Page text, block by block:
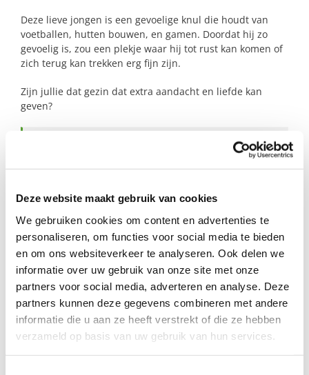
Deze website maakt gebruik van cookies
We gebruiken cookies om content en advertenties te
personaliseren, om functies voor social media te bieden
en om ons websiteverkeer te analyseren. Ook delen we
informatie over uw gebruik van onze site met onze
partners voor social media, adverteren en analyse. Deze
partners kunnen deze gegevens combineren met andere
informatie die u aan ze heeft verstrekt of die ze hebben
verzameld op basis van uw gebruik van hun services.
Deze lieve jongen is een gevoelige knul die houdt van
voetballen, hutten bouwen, en gamen. Doordat hij zo
gevoelig is, zou een plekje waar hij tot rust kan komen of
zich terug kan trekken erg fijn zijn.
Zijn jullie dat gezin dat extra aandacht en liefde kan
geven?
Dat een rustige plek kan bieden, waar hij
zich terug kan trekken;
Dat op dinsdagmiddag, zaterdagmiddag
of zondag beschikbaar is;
En dat hem van school (’t Anker) of thuis
kan ophalen.
Bijzonderheden: